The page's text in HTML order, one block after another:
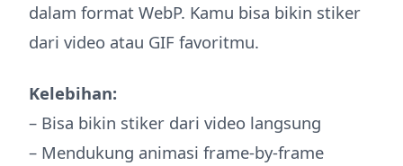
dalam format WebP. Kamu bisa bikin stiker
dari video atau GIF favoritmu.
Kelebihan:
– Bisa bikin stiker dari video langsung
– Mendukung animasi frame-by-frame